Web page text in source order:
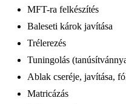
MFT-ra felkészítés
Baleseti károk javítása
Trélerezés
Tuningolás
Ablak cseréje, javítása,
Matricázás